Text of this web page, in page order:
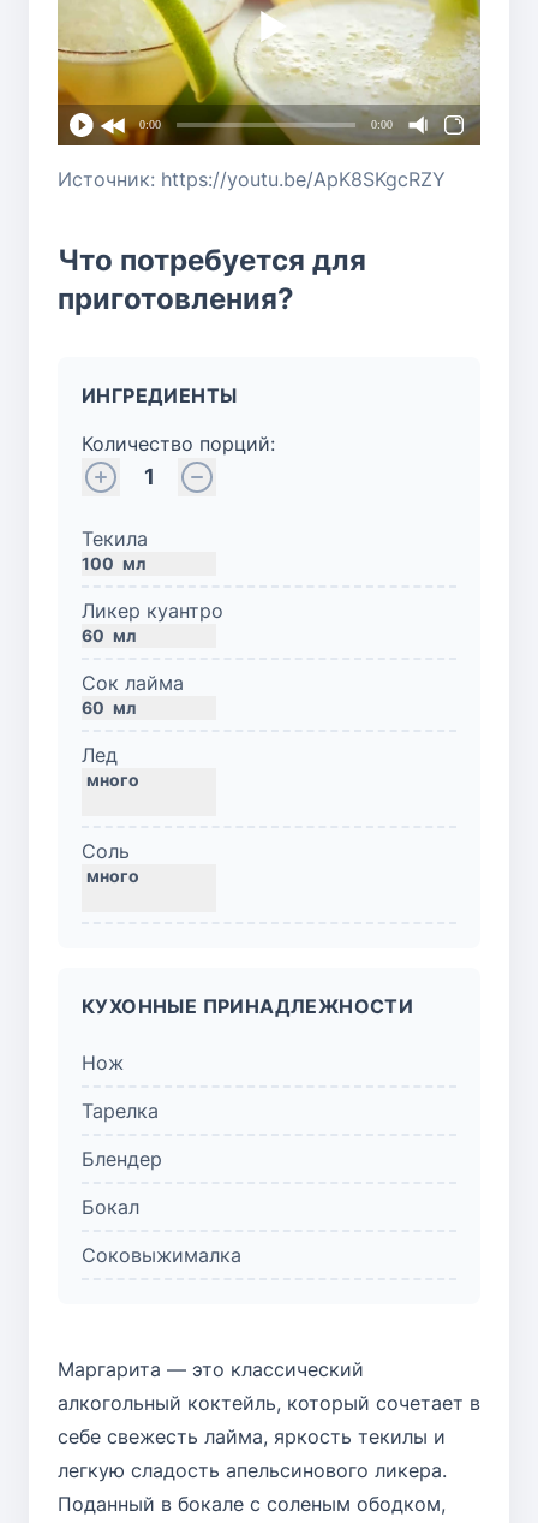
0:00 0:00
Источник: https://youtu.be/ApK8SKgcRZY
Что потребуется для
приготовления?
ИНГРЕДИЕНТЫ
Количество порций:
1
Текила
100 мл
Ликер куантро
60 мл
Сок лайма
60 мл
Лед
Соль
КУХОННЫЕ ПРИНАДЛЕЖНОСТИ
Нож
Тарелка
Блендер
Бокал
Соковыжималка
Маргарита — это классический
алкогольный коктейль, который сочетает в
себе свежесть лайма, яркость текилы и
легкую сладость апельсинового ликера.
Поданный в бокале с соленым ободком,